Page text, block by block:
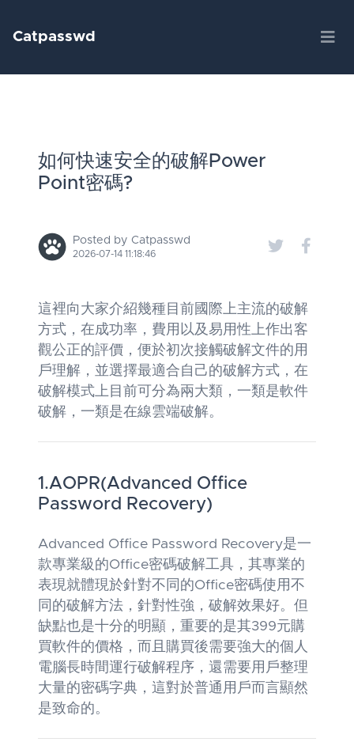
Catpasswd
如何快速安全的破解Power
Point密碼?
Posted by Catpasswd
2026-07-14 11:18:46
這裡向大家介紹幾種目前國際上主流的破解
方式，在成功率，費用以及易用性上作出客
觀公正的評價，便於初次接觸破解文件的用
戶理解，並選擇最適合自己的破解方式，在
破解模式上目前可分為兩大類，一類是軟件
破解，一類是在線雲端破解。
1.AOPR(Advanced Office
Password Recovery)
Advanced Office Password Recovery是一
款專業級的Office密碼破解工具，其專業的
表現就體現於針對不同的Office密碼使用不
同的破解方法，針對性強，破解效果好。但
缺點也是十分的明顯，重要的是其399元購
買軟件的價格，而且購買後需要強大的個人
電腦長時間運行破解程序，還需要用戶整理
大量的密碼字典，這對於普通用戶而言顯然
是致命的。